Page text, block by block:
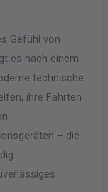
Gefühl von
es nach einem
technische
ihre Fahrten
– die